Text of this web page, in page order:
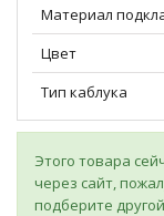
Материал
Цвет
Тип каблука
Этого товара
через сайт,
подберите